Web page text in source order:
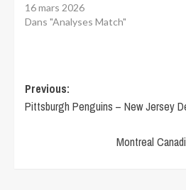
16 mars 2026
Dans "Analyses Match"
Post
navigation
Previous:
Pittsburgh Penguins – New Jersey
Montreal